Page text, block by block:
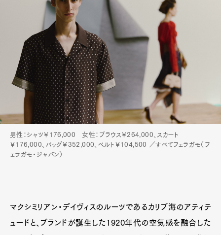
男性：シャツ￥176,000 女性：ブラウス￥264,000、スカート
￥176,000、バッグ￥352,000、ベルト￥104,500 ／すべてフェラガモ（フ
ェラガモ・ジャパン）
マクシミリアン・デイヴィスのルーツであるカリブ海のアティテ
ュードと、ブランドが誕生した1920年代の空気感を融合した